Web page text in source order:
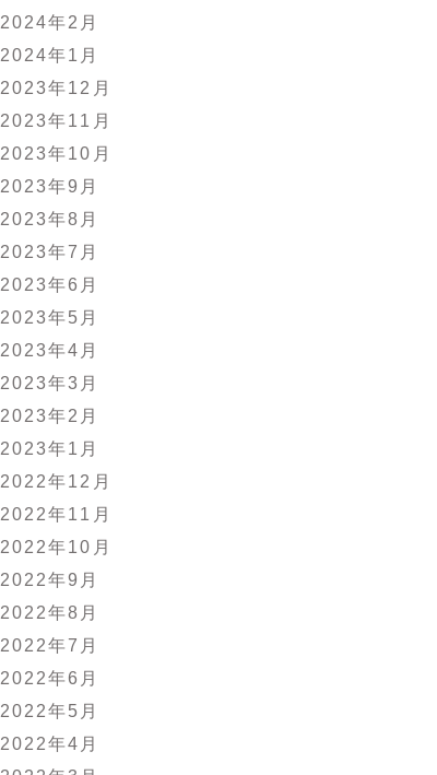
2024年2月
2024年1月
2023年12月
2023年11月
2023年10月
2023年9月
2023年8月
2023年7月
2023年6月
2023年5月
2023年4月
2023年3月
2023年2月
2023年1月
2022年12月
2022年11月
2022年10月
2022年9月
2022年8月
2022年7月
2022年6月
2022年5月
2022年4月